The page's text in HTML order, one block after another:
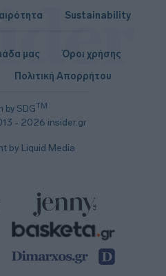
Sustainability
by SDGTM
- 2026 insider.gr
μας
Όροι χρήσης
Πολιτική Απορρήτου
by Liquid Media